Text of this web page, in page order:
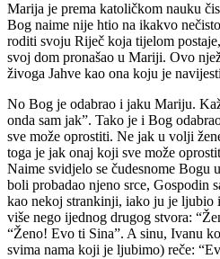
Marija je prema katoličkom nauku
Bog naime nije htio na ikakvo
roditi svoju Riječ koja tijelom
svoj dom pronašao u Mariji. Ovo
živoga Jahve kao ona koju je
No Bog je odabrao i jaku Mariju.
onda sam jak”. Tako je i Bog
sve može oprostiti. Ne jak u volji
toga je jak onaj koji sve može
Naime svidjelo se čudesnome Bogu
boli probadao njeno srce, Gospodin
kao nekoj strankinji, iako ju je ljubio
više nego ijednog drugog stvora:
“Ženo! Evo ti Sina”. A sinu, Ivanu
svima nama koji je ljubimo) reče: